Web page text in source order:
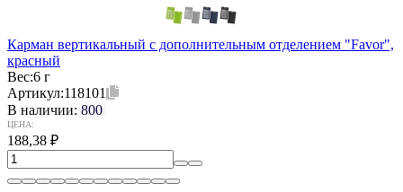
Карман вертикальный с дополнительным отделением "Favor",
красный
Вес:6 г
Артикул:118101
В наличии: 800
ЦЕНА:
188,38 ₽